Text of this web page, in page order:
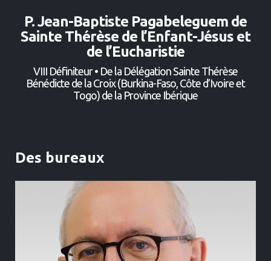
P. Jean-Baptiste Pagabeleguem de
Sainte Thérèse de l’Enfant-Jésus et
de l’Eucharistie
VIII Définiteur • De la Délégation Sainte Thérèse
Bénédicte de la Croix (Burkina-Faso, Côte d’Ivoire et
Togo) de la Province Ibérique
Des bureaux